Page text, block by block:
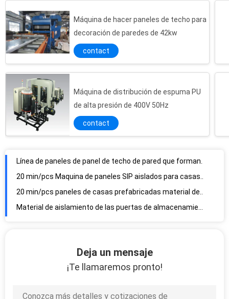
Máquina de hacer paneles de techo para
decoración de paredes de 42kw
contact
Máquina de distribución de espuma PU
de alta presión de 400V 50Hz
contact
20 min/pcs paneles de casas prefabricadas material de aislamiento para edificios
Material de aislamiento de las puertas de almacenamiento congeladas y de las cámaras frías
La máquina de paneles de sándwich de poliuretano de 200 mm para la sala de frío de carne
Deja un mensaje
¡Te llamaremos pronto!